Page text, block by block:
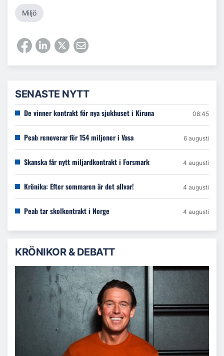
Miljö
SENASTE NYTT
De vinner kontrakt för nya sjukhuset i Kiruna 08:45
Peab renoverar för 154 miljoner i Vasa 6 augusti
Skanska får nytt miljardkontrakt i Forsmark 4 augusti
Krönika: Efter sommaren är det allvar! 4 augusti
Peab tar skolkontrakt i Norge 4 augusti
KRÖNIKOR & DEBATT